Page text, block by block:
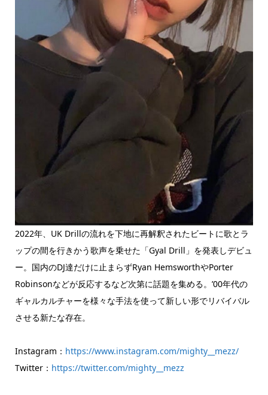
2022年、UK Drillの流れを下地に再解釈されたビートに歌とラ
ップの間を行きかう歌声を乗せた「Gyal Drill」を発表しデビュ
ー。国内のDJ達だけに止まらずRyan HemsworthやPorter
Robinsonなどが反応するなど次第に話題を集める。’00年代の
ギャルカルチャーを様々な手法を使って新しい形でリバイバル
させる新たな存在。
Instagram： https://www.instagram.com/mighty__mezz/
Twitter： https://twitter.com/mighty__mezz